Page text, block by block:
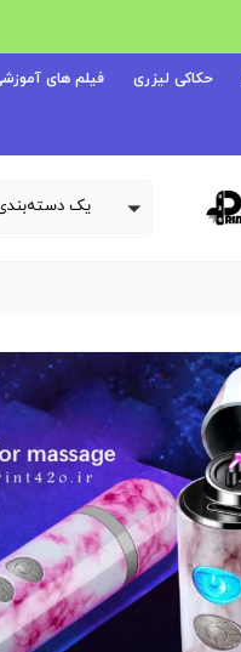
حکاکی لیزری فیلم های